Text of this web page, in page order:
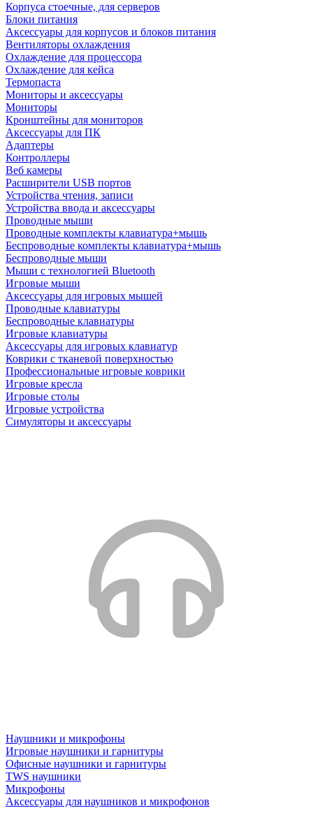
Корпуса стоечные, для серверов
Блоки питания
Аксессуары для корпусов и блоков питания
Вентиляторы охлаждения
Охлаждение для процессора
Охлаждение для кейса
Термопаста
Мониторы и аксессуары
Мониторы
Кронштейны для мониторов
Аксессуары для ПК
Адаптеры
Контроллеры
Веб камеры
Расширители USB портов
Устройства чтения, записи
Устройства ввода и аксессуары
Проводные мыши
Проводные комплекты клавиатура+мышь
Беспроводные комплекты клавиатура+мышь
Беспроводные мыши
Мыши с технологией Bluetooth
Игровые мыши
Аксессуары для игровых мышей
Проводные клавиатуры
Беспроводные клавиатуры
Игровые клавиатуры
Аксессуары для игровых клавиатур
Коврики с тканевой поверхностью
Профессиональные игровые коврики
Игровые кресла
Игровые столы
Игровые устройства
Симуляторы и аксессуары
Наушники и микрофоны
Игровые наушники и гарнитуры
Офисные наушники и гарнитуры
TWS наушники
Микрофоны
Аксессуары для наушников и микрофонов